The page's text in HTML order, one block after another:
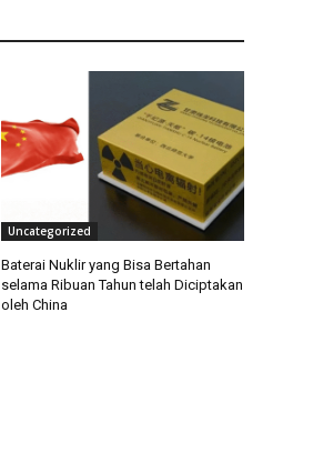
Uncategorized
Baterai Nuklir yang Bisa Bertahan
selama Ribuan Tahun telah Diciptakan
oleh China